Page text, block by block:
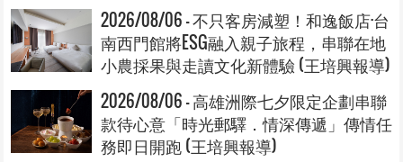
2026/08/06 - 不只客房減塑！和逸飯店·台
南西門館將ESG融入親子旅程，串聯在地
小農採果與走讀文化新體驗 (王培興報導)
2026/08/06 - 高雄洲際七夕限定企劃串聯
款待心意「時光郵驛．情深傳遞」傳情任
務即日開跑 (王培興報導)